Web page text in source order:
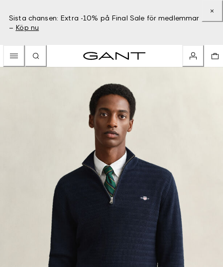
Sista chansen: Extra -10% på Final Sale för medlemmar
– Köp nu